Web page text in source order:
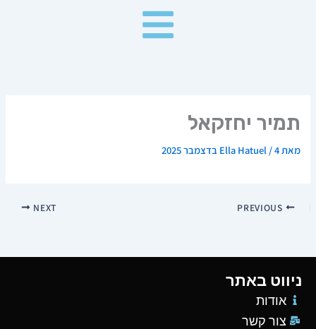
תמיר יחזקאל
מאת Ella Hatuel /4 בדצמבר 2025
NEXT
ניווט באתר
אודות
צור קשר